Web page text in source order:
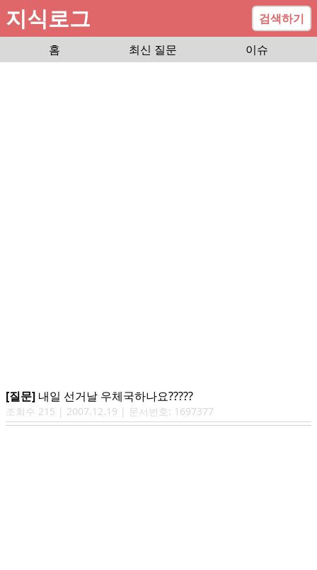
지식로그
검색하기
홈
최신 질문 이슈
[질문] 내일 선거날 우체국하나요?????
조회수 215 | 2007.12.19 | 문서번호: 1697377